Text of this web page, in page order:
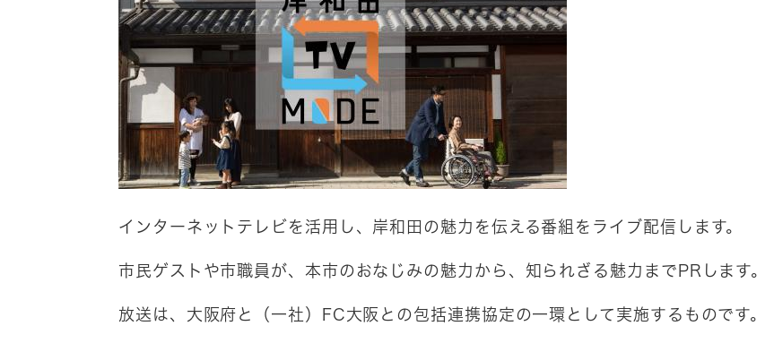
インターネットテレビを活用し、岸和田の魅力を伝える番組をライブ配信します。
市民ゲストや市職員が、本市のおなじみの魅力から、知られざる魅力までPRします。
放送は、大阪府と（一社）FC大阪との包括連携協定の一環として実施するものです。